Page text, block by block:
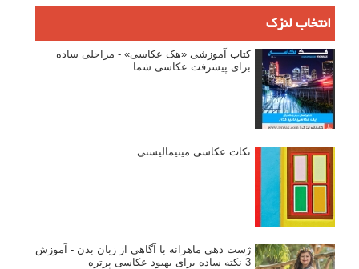
انتخاب لنزک
کتاب آموزشی «هک عکاسی» - مراحلی ساده
برای پیشرفت عکاسی شما
نکات عکاسی مینیمالیستی
ژست دهی ماهرانه با آگاهی از زبان بدن - آموزش
3 نکته ساده برای بهبود عکاسی پرتره